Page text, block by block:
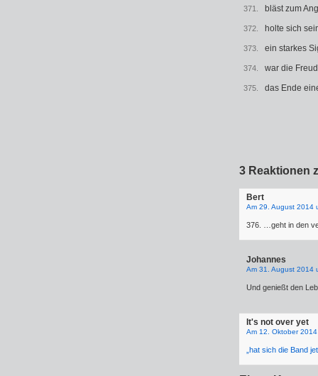
371. bläst zum
372. holte sich
373. ein starkes
374. war die
375. das Ende
3 Reaktionen
Bert
Am 29. August 2014
376. …geht in den
Johannes
Am 31. August 2014
Und genießt den
It's not over yet
Am 12. Oktober
„hat sich die Band